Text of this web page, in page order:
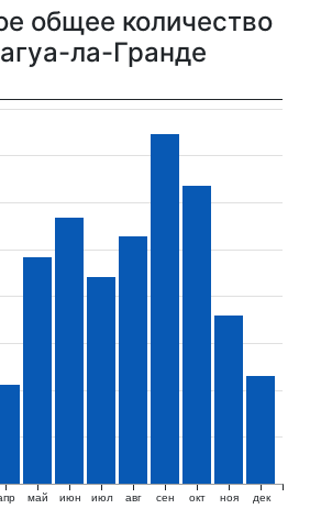
общее количество
ла-Гранде
май июн июл авг сен окт ноя дек